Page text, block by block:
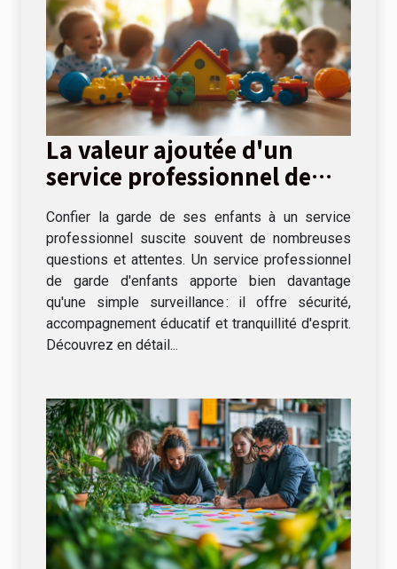
La valeur ajoutée d'un
service professionnel de
garde d'enfants
Confier la garde de ses enfants à un service
professionnel suscite souvent de nombreuses
questions et attentes. Un service professionnel
de garde d'enfants apporte bien davantage
qu'une simple surveillance : il offre sécurité,
accompagnement éducatif et tranquillité d'esprit.
Découvrez en détail...